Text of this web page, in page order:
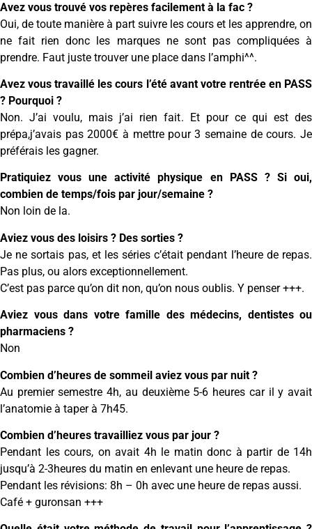
Avez vous trouvé vos repères facilement à la fac ?
Oui, de toute manière à part suivre les cours et les apprendre, on
ne fait rien donc les marques ne sont pas compliquées à
prendre. Faut juste trouver une place dans l’amphi^^.
Avez vous travaillé les cours l’été avant votre rentrée en PASS
? Pourquoi ?
Non. J’ai voulu, mais j’ai rien fait. Et pour ce qui est des
prépa,j’avais pas 2000€ à mettre pour 3 semaine de cours. Je
préférais les gagner.
Pratiquiez vous une activité physique en PASS ? Si oui,
combien de temps/fois par jour/semaine ?
Non loin de la.
Aviez vous des loisirs ? Des sorties ?
Je ne sortais pas, et les séries c’était pendant l’heure de repas.
Pas plus, ou alors exceptionnellement.
C’est pas parce qu’on dit non, qu’on nous oublis. Y penser +++.
Aviez vous dans votre famille des médecins, dentistes ou
pharmaciens ?
Non
Combien d’heures de sommeil aviez vous par nuit ?
Au premier semestre 4h, au deuxième 5-6 heures car il y avait
l’anatomie à taper à 7h45.
Combien d’heures travailliez vous par jour ?
Pendant les cours, on avait 4h le matin donc à partir de 14h
jusqu’à 2-3heures du matin en enlevant une heure de repas.
Pendant les révisions: 8h – 0h avec une heure de repas aussi.
Café + guronsan +++